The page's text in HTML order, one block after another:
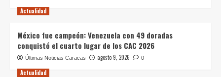
Actualidad
México fue campeón: Venezuela con 49 doradas
conquistó el cuarto lugar de los CAC 2026
Últimas Noticias Caracas agosto 9, 2026 0
Actualidad